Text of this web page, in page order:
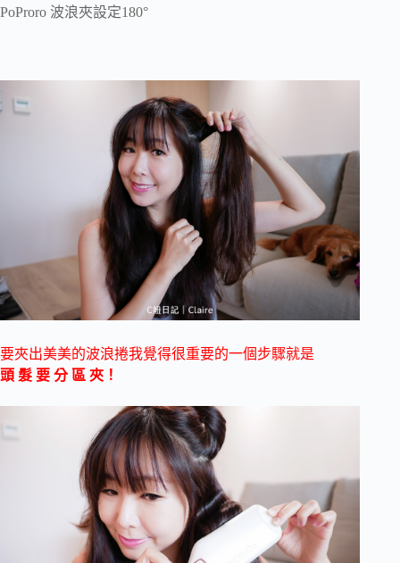
PoProro 波浪夾設定180°
要夾出美美的波浪捲我覺得很重要的一個步驟就是
頭 髮 要 分 區 夾！